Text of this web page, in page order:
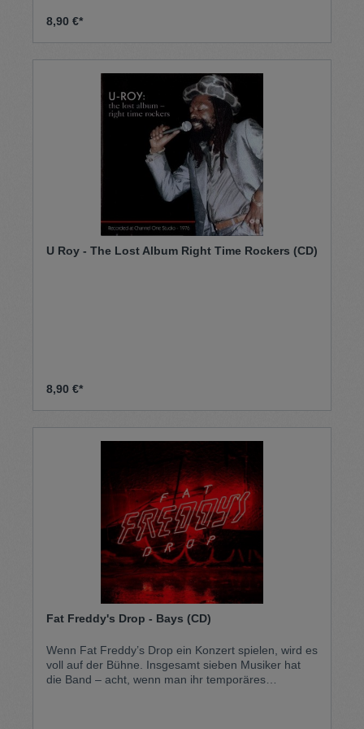
8,90 €*
U Roy - The Lost Album Right Time Rockers (CD)
8,90 €*
Fat Freddy's Drop - Bays (CD)
Wenn Fat Freddy’s Drop ein Konzert spielen, wird es
voll auf der Bühne. Insgesamt sieben Musiker hat
die Band – acht, wenn man ihr temporäres